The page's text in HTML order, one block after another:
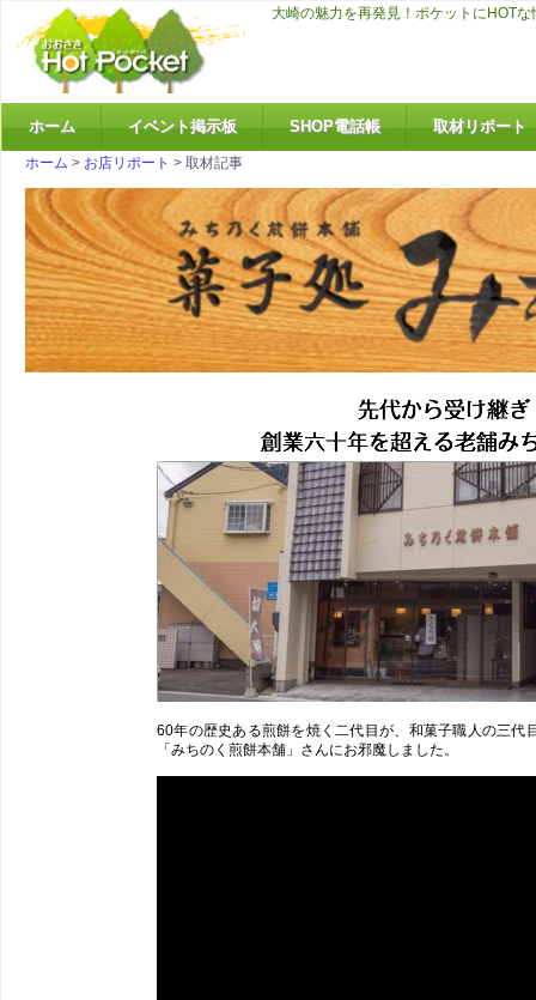
けするコミュニティサイトです♪ 大崎の魅力を再発見！ポケットにHOT
ホーム イベント掲示板 SHOP電話帳 取材リポート
ホーム > お店リポート > 取材記事